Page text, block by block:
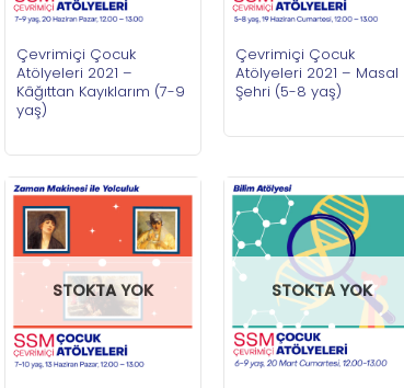
Çevrimiçi Çocuk
Atölyeleri 2021 –
Kâğıttan Kayıklarım (7-9
yaş)
Çevrimiçi Çocuk
Atölyeleri 2021 – Masal
Şehri (5-8 yaş)
STOKTA YOK STOKTA YOK